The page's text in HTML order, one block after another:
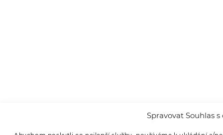
Spravovat Souhlas s